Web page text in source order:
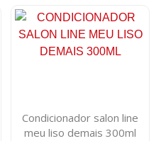
Condicionador salon line
meu liso demais 300ml